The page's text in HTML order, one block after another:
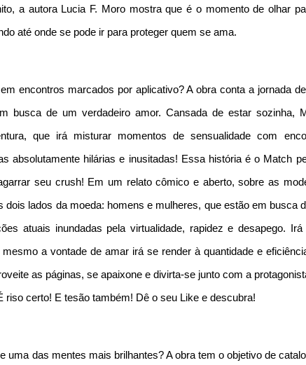
a autora Lucia F. Moro mostra que é o momento de olhar
até onde se pode ir para proteger quem se ama.
encontros marcados por aplicativo? A obra conta a jornada
busca de um verdadeiro amor. Cansada de estar sozinha,
que irá misturar momentos de sensualidade com
absolutamente hilárias e inusitadas! Essa história é o Match
seu crush! Em um relato cômico e aberto, sobre as
lados da moeda: homens e mulheres, que estão em busca
atuais inundadas pela virtualidade, rapidez e desapego. Irá
a vontade de amar irá se render à quantidade e
as páginas, se apaixone e divirta-se junto com a
certo! E tesão também! Dê o seu Like e descubra!
uma das mentes mais brilhantes? A obra tem o objetivo de